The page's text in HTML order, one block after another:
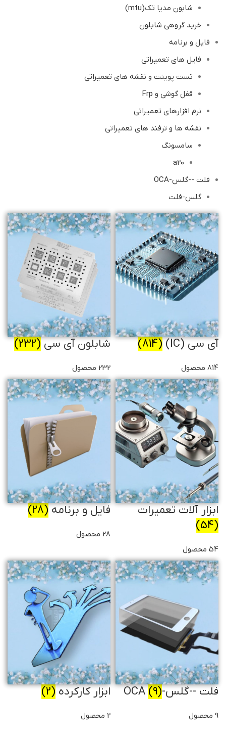
شابون مدیا تک(mtu)
خرید گروهی شابلون
فایل و برنامه
فایل های تعمیراتی
تست پوینت و نقشه های تعمیراتی
قفل گوشی و Frp
نرم افزارهای تعمیراتی
نقشه ها و ترفند های تعمیراتی
سامسونگ
a20
فلت --گلس-OCA
گلس-فلت
آی سی (IC) (814)
814 محصول
شابلون آی سی(232)
232 محصول
ابزار آلات تعمیرات
(54)
54 محصول
فایل و برنامه(28)
28 محصول
فلت --گلس-OCA(9)
9 محصول
ابزار کارکرده(2)
2 محصول